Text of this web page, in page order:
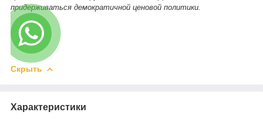
придерживаться демократичной ценовой политики.
Скрыть
Характеристики